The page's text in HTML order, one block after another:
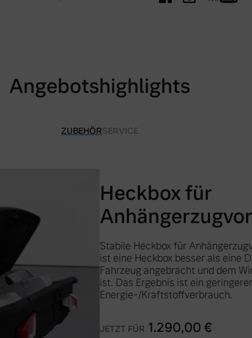
Angebotshighlights
ZUBEHÖRSERVICE
Heckbox für
Stabile Heckbox für
ist eine Heckbox besser als eine
Fahrzeug angebracht und dem
ist. Das Ergebnis ist ein
Energie-/Kraftstoffverbrauch.
JETZT FÜR 1.290,00 €